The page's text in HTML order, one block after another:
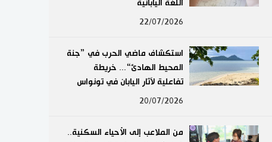
اللغة اليابانية
22/07/2026
استكشاف ماضي الحرب في ”جنة
المحيط الهادئ“... خريطة
تفاعلية لآثار اليابان في تونواس
20/07/2026
من الملاعب إلى الأحياء السكنية..